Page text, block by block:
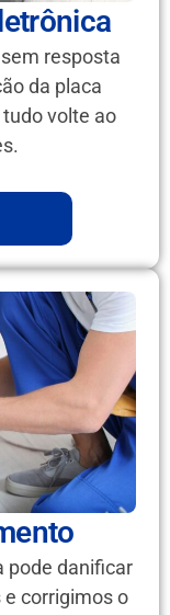
resposta
da placa
volte ao
pode danificar
corrigimos o